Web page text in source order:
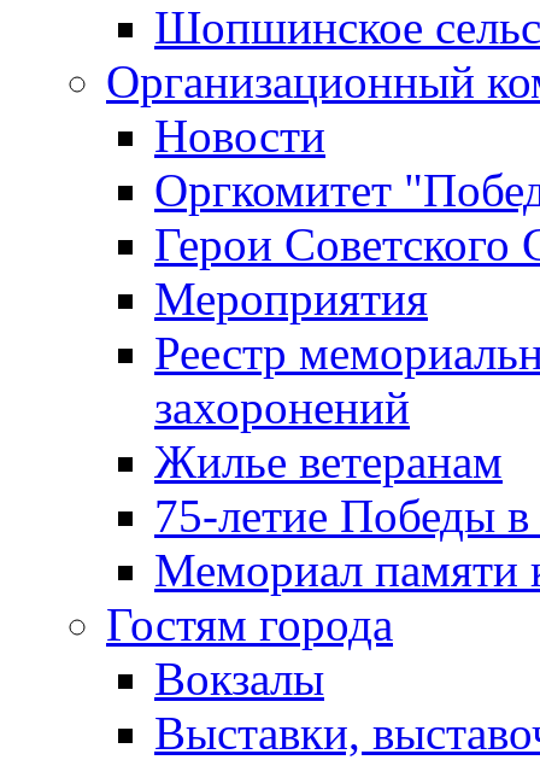
Шопшинское
Организационный
Новости
Оргкомитет
Герои Советского
Мероприятия
Реестр
захоронений
Жилье ветеранам
75-летие Победы
Мемориал памяти
Гостям города
Вокзалы
Выставки,